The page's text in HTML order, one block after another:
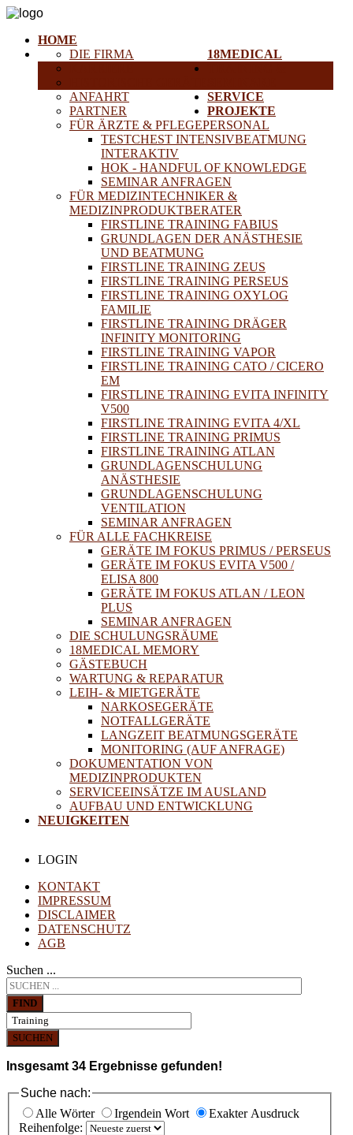
HOME
18MEDICAL
DIE FIRMA
ANFAHRT
PARTNER
FÜR ÄRZTE & PFLEGEPERSONAL
TESTCHEST INTENSIVBEATMUNG
INTERAKTIV
HOK - HANDFUL OF KNOWLEDGE
SEMINAR ANFRAGEN
FÜR MEDIZINTECHNIKER &
MEDIZINPRODUKTBERATER
FIRSTLINE TRAINING FABIUS
GRUNDLAGEN DER ANÄSTHESIE
UND BEATMUNG
FIRSTLINE TRAINING ZEUS
FIRSTLINE TRAINING PERSEUS
FIRSTLINE TRAINING OXYLOG
FAMILIE
FIRSTLINE TRAINING DRÄGER
INFINITY MONITORING
FIRSTLINE TRAINING VAPOR
FIRSTLINE TRAINING CATO / CICERO
EM
FIRSTLINE TRAINING EVITA INFINITY
V500
FIRSTLINE TRAINING EVITA 4/XL
FIRSTLINE TRAINING PRIMUS
FIRSTLINE TRAINING ATLAN
GRUNDLAGENSCHULUNG
ANÄSTHESIE
GRUNDLAGENSCHULUNG
VENTILATION
SEMINAR ANFRAGEN
FÜR ALLE FACHKREISE
GERÄTE IM FOKUS PRIMUS / PERSEUS
GERÄTE IM FOKUS EVITA V500 /
ELISA 800
GERÄTE IM FOKUS ATLAN / LEON
PLUS
SEMINAR ANFRAGEN
DIE SCHULUNGSRÄUME
18MEDICAL MEMORY
GÄSTEBUCH
SERVICE
WARTUNG & REPARATUR
LEIH- & MIETGERÄTE
NARKOSEGERÄTE
NOTFALLGERÄTE
LANGZEIT BEATMUNGSGERÄTE
MONITORING (AUF ANFRAGE)
DOKUMENTATION VON
MEDIZINPRODUKTEN
PROJEKTE
SERVICEEINSÄTZE IM AUSLAND
AUFBAU UND ENTWICKLUNG
NEUIGKEITEN
LOGIN
KONTAKT
IMPRESSUM
DISCLAIMER
DATENSCHUTZ
AGB
Suchen ...
FIND
SUCHEN
Insgesamt 34 Ergebnisse gefunden!
Suche nach:
Alle Wörter
Irgendein Wort
Exakter Ausdruck
Reihenfolge: